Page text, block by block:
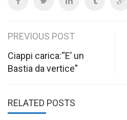
Post
navigation
PREVIOUS POST
Ciappi carica:“E’ un
Bastia da vertice”
RELATED POSTS